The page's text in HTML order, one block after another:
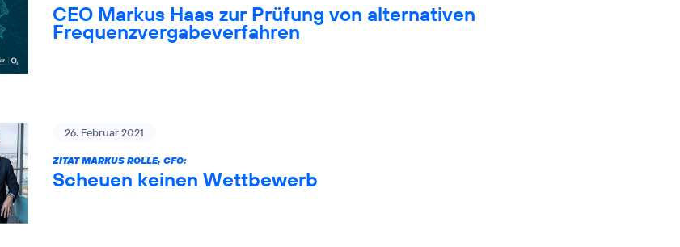
CEO Markus Haas zur Prüfung von alternativen
Frequenzvergabeverfahren
26. Februar 2021
ZITAT MARKUS ROLLE, CFO:
Scheuen keinen Wettbewerb